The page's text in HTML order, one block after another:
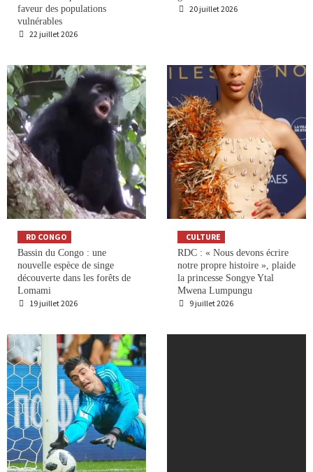
faveur des populations
vulnérables
22 juillet 2026
20 juillet 2026
RD CONGO
Bassin du Congo : une
nouvelle espèce de singe
découverte dans les forêts de
Lomami
19 juillet 2026
CULTURE
RDC : « Nous devons écrire
notre propre histoire », plaide
la princesse Songye Ytal
Mwena Lumpungu
9 juillet 2026